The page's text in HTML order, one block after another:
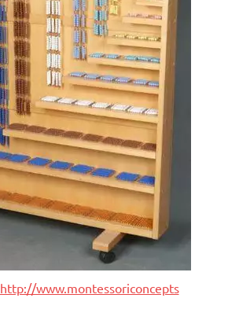
http://www.montessoriconcepts